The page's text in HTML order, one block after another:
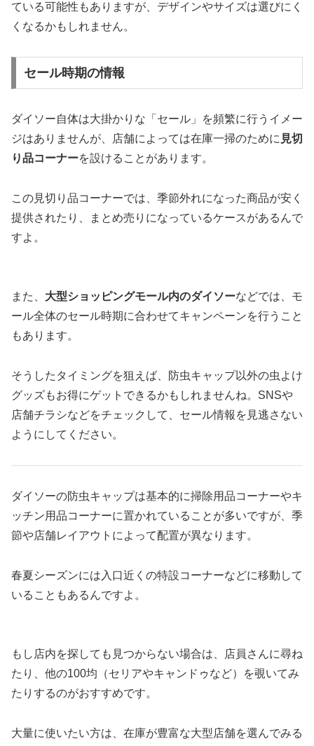
ている可能性もありますが、デザインやサイズは選びにく
くなるかもしれません。
セール時期の情報
ダイソー自体は大掛かりな「セール」を頻繁に行うイメー
ジはありませんが、店舗によっては在庫一掃のために 見切
り品コーナーを設けることがあります。
この見切り品コーナーでは、季節外れになった商品が安く
提供されたり、まとめ売りになっているケースがあるんで
すよ。
また、 大型ショッピングモール内のダイソーなどでは、モ
ール全体のセール時期に合わせてキャンペーンを行うこと
もあります。
そうしたタイミングを狙えば、防虫キャップ以外の虫よけ
グッズもお得にゲットできるかもしれませんね。SNSや
店舗チラシなどをチェックして、セール情報を見逃さない
ようにしてください。
ダイソーの防虫キャップは基本的に掃除用品コーナーやキ
ッチン用品コーナーに置かれていることが多いですが、季
節や店舗レイアウトによって配置が異なります。
春夏シーズンには入口近くの特設コーナーなどに移動して
いることもあるんですよ。
もし店内を探しても見つからない場合は、店員さんに尋ね
たり、他の100均（セリアやキャンドゥなど）を覗いてみ
たりするのがおすすめです。
大量に使いたい方は、在庫が豊富な大型店舗を選んでみる